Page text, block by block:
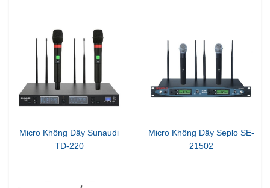
Micro Không Dây Sunaudi
TD-220
Micro Không Dây Seplo SE-
21502